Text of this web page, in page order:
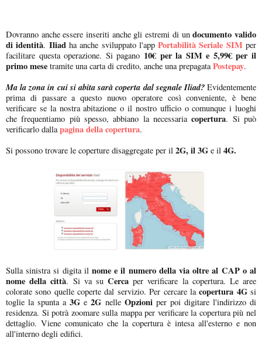
Dovranno anche essere inseriti anche gli estremi di undocumento valido
di identità. Iliadha anche sviluppato l'appPortabilità Seriale SIMper
facilitare questa operazione. Si pagano 10€ per la SIM e 5,99€ per il
primo mese tramite una carta di credito, anche una prepagata Postepay.
Ma la zona in cui si abita sarà coperta dal segnale Iliad?Evidentemente
prima di passare a questo nuovo operatore così conveniente, è bene
verificare se la nostra abitazione o il nostro ufficio o comunque i luoghi
che frequentiamo più spesso, abbiano la necessariacopertura. Si può
verificarlo dalla pagina della copertura.
Si possono trovare le coperture disaggregate per il 2G, il 3G e il 4G.
Sulla sinistra si digita il nome e il numero della via oltre al CAP o al
nome della città. Si va suCerca per verificare la copertura. Le aree
colorate sono quelle coperte dal servizio. Per cercare lacopertura 4Gsi
toglie la spunta a3G e2G nelle Opzioni per poi digitare l'indirizzo di
residenza. Si potrà zoomare sulla mappa per verificare la copertura più nel
dettaglio. Viene comunicato che la copertura è intesa all'esterno e non
all'interno degli edifici.